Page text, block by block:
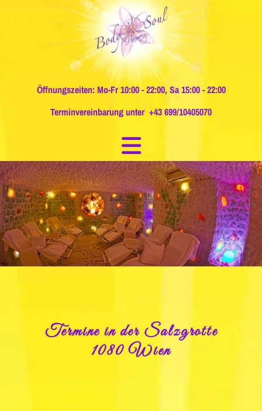
Öffnungszeiten: Mo-Fr 10:00 - 22:00, Sa 15:00 - 22:00
Terminvereinbarung unter +43 699/10405070
Termine in der Salzgrotte
1080 Wien